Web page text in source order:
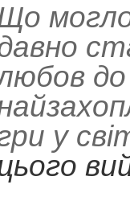
могло
до
у